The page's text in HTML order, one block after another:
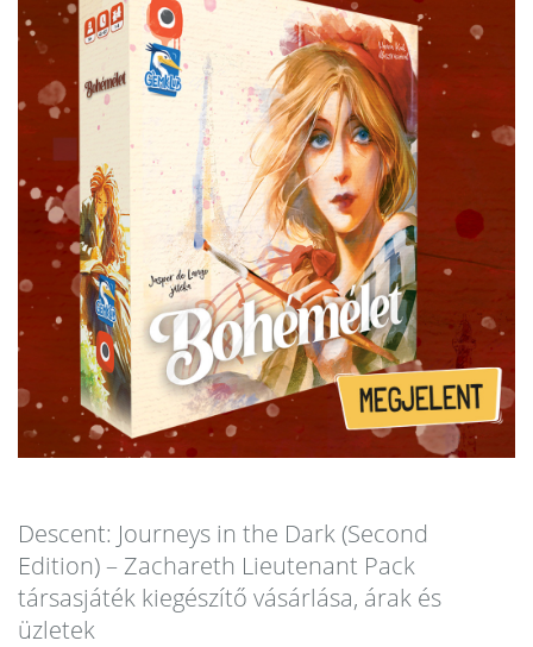
Descent: Journeys in the Dark (Second
Edition) – Zachareth Lieutenant Pack
társasjáték kiegészítő vásárlása, árak és
üzletek